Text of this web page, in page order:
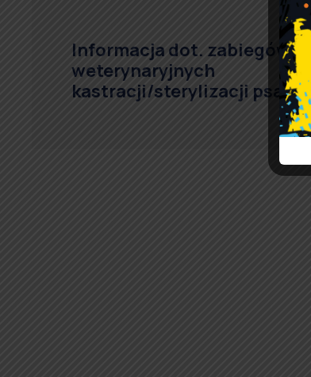
Informacja dot. zabiegów
weterynaryjnych
kastracji/sterylizacji psa/